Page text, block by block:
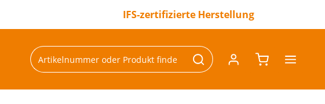
IFS-zertifizierte Herstellung